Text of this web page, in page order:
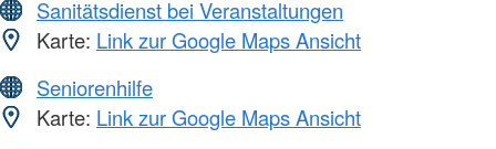
Sanitätsdienst bei Veranstaltungen
Karte: Link zur Google Maps Ansicht
Seniorenhilfe
Karte: Link zur Google Maps Ansicht